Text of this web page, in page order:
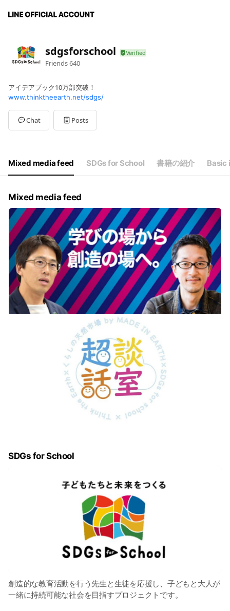
sdgsforschool
Friends640
アイデアブック10万部突破！
www.thinktheearth.net/sdgs/
Chat Posts
Mixed media feed SDGs for School 書籍の紹介 Basic
Mixed media feed
SDGs for School
創造的な教育活動を行う先生と生徒を応援し、子どもと大人が
一緒に持続可能な社会を目指すプロジェクトです。